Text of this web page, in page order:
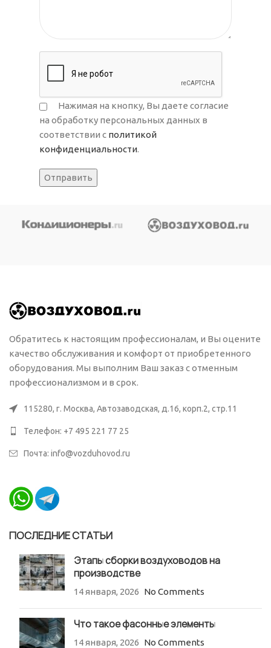
Нажимая на кнопку, Вы даете согласие
на обработку персональных данных в
соответствии с политикой
конфиденциальности.
Обратитесь к настоящим профессионалам, и Вы оцените
качество обслуживания и комфорт от приобретенного
оборудования. Мы выполним Ваш заказ с отменным
профессионализмом и в срок.
115280, г. Москва, Автозаводская, д.16, корп.2, стр.11
Телефон: +7 495 221 77 25
Почта: info@vozduhovod.ru
ПОСЛЕДНИЕ СТАТЬИ
Этапы сборки воздуховодов на
производстве
14 января, 2026 No Comments
Что такое фасонные элементы
14 января, 2026 No Comments